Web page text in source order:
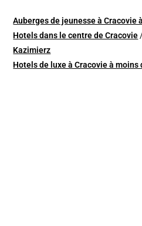
Auberges de jeunesse à Cracovie
Hotels dans le centre de Cracovie
Kazimierz
Hotels de luxe à Cracovie à moins